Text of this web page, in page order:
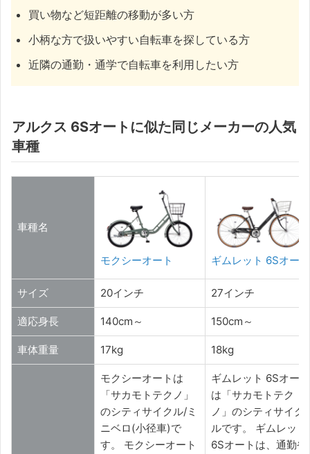
買い物など短距離の移動が多い方
小柄な方で扱いやすい自転車を探している方
近隣の通勤・通学で自転車を利用したい方
アルクス 6Sオートに似た同じメーカーの人気
車種
車種名
モクシーオート ギムレット 6Sオート
サイズ 20インチ 27インチ
適応身長 140cm～ 150cm～
車体重量 17kg 18kg
モクシーオートは
「サカモトテクノ」
のシティサイクル/ミ
ニベロ(小径車)で
す。 モクシーオート
ギムレット 6Sオート
は「サカモトテク
ノ」のシティサイク
ルです。 ギムレット
6Sオートは、通勤や